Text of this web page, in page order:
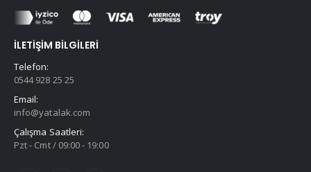
İLETIŞIM BILGILERI
Telefon:
0544 928 25 25
Email:
info@yatalak.com
Çalışma Saatleri:
Pzt - Cmt / 09:00 - 19:00